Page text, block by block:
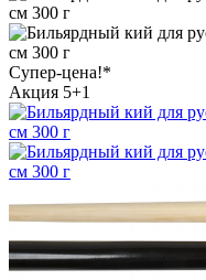
Супер-цена!*
Акция 5+1